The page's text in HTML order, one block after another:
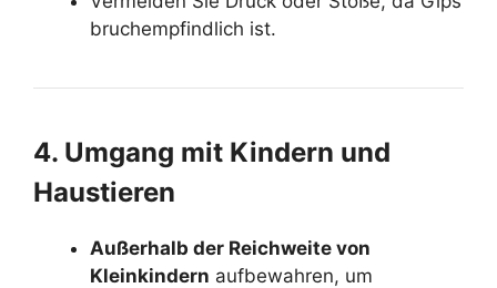
bruchempfindlich ist.
4. Umgang mit Kindern und
Haustieren
Außerhalb der Reichweite von
Kleinkindern aufbewahren, um